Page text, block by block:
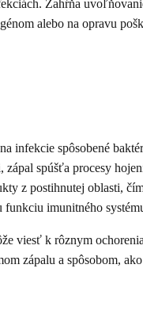
Zahŕňa
alebo na opravu
infekcie spôsobené
spúšťa procesy
z postihnutej oblasti,
imunitného
viesť k rôznym
zápalu a spôsobom,